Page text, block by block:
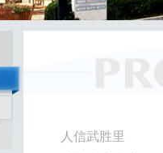
人信武胜里